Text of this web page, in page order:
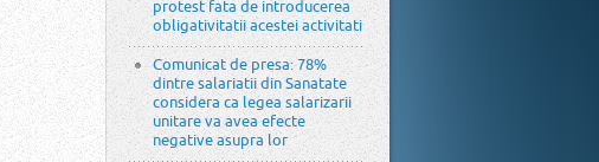
protest fata de introducerea
obligativitatii acestei activitati
Comunicat de presa: 78%
dintre salariatii din Sanatate
considera ca legea salarizarii
unitare va avea efecte
negative asupra lor